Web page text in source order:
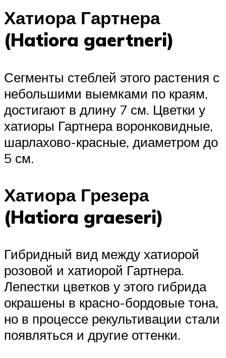
Хатиора Гартнера
(Hatiora gaertneri)
Сегменты стеблей этого растения с
небольшими выемками по краям,
достигают в длину 7 см. Цветки у
хатиоры Гартнера воронковидные,
шарлахово-красные, диаметром до
5 см.
Хатиора Грезера
(Hatiora graeseri)
Гибридный вид между хатиорой
розовой и хатиорой Гартнера.
Лепестки цветков у этого гибрида
окрашены в красно-бордовые тона,
но в процессе рекультивации стали
появляться и другие оттенки.